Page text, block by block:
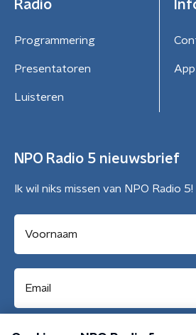
Radio
Programmering
Presentatoren
Luisteren
NPO Radio 5 nieuwsbrief
Ik wil niks missen van NPO Radio 5!